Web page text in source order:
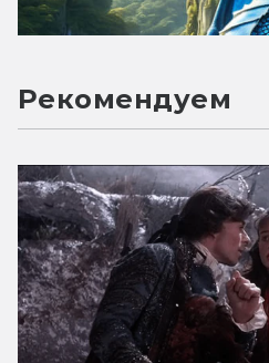
Рекомендуем